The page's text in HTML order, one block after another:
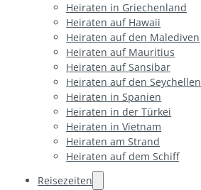
Heiraten in Griechenland
Heiraten auf Hawaii
Heiraten auf den Malediven
Heiraten auf Mauritius
Heiraten auf Sansibar
Heiraten auf den Seychellen
Heiraten in Spanien
Heiraten in der Türkei
Heiraten in Vietnam
Heiraten am Strand
Heiraten auf dem Schiff
Reisezeiten